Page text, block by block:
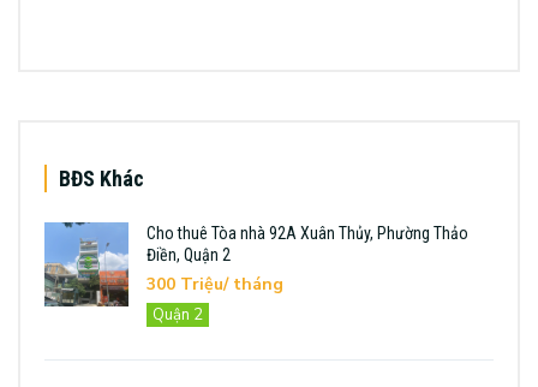
BĐS Khác
Cho thuê Tòa nhà 92A Xuân Thủy, Phường Thảo
Điền, Quận 2
300 Triệu/ tháng
Quận 2